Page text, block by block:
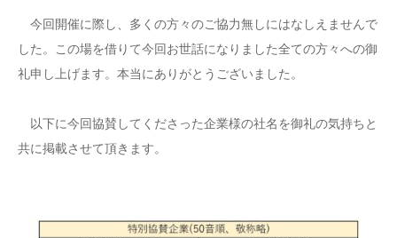
今回開催に際し、多くの方々のご協力無しにはなしえませんで
した。この場を借りて今回お世話になりました全ての方々への御
礼申し上げます。本当にありがとうございました。
以下に今回協賛してくださった企業様の社名を御礼の気持ちと
共に掲載させて頂きます。